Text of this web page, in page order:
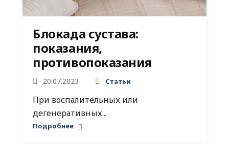
Блокада сустава:
показания,
противопоказания
20.07.2023 Статьи
При воспалительных или
дегенеративных...
Подробнее